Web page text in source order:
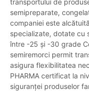
transportului de
semipreparate,
companiei este
specializate, dotate cu
între -25 și -30 grade
semiremorci permit
asigura flexibilitatea
PHARMA certificat la
siguranței produselor